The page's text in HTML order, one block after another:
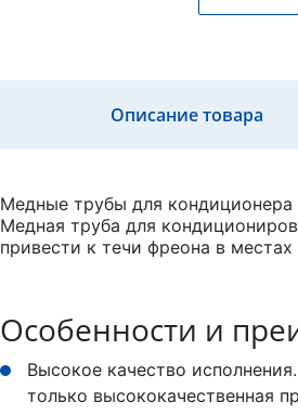
Описание товара
Медные трубы для кондиционера
Медная труба для
привести к течи фреона в
Особенности и
Высокое качество
только высококачественная